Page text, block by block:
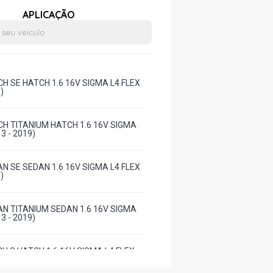
APLICAÇÃO
SE HATCH 1.6 16V SIGMA L4 FLEX
TITANIUM HATCH 1.6 16V SIGMA
- 2019)
SE SEDAN 1.6 16V SIGMA L4 FLEX
TITANIUM SEDAN 1.6 16V SIGMA
- 2019)
S HATCH 1.6 16V SIGMA L4 FLEX